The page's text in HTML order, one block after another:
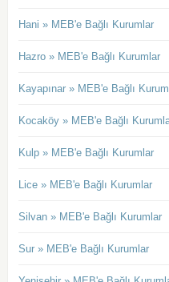
Hani » MEB'e Bağlı Kurumlar
Hazro » MEB'e Bağlı Kurumlar
Kayapınar » MEB'e Bağlı
Kocaköy » MEB'e Bağlı
Kulp » MEB'e Bağlı Kurumlar
Lice » MEB'e Bağlı Kurumlar
Silvan » MEB'e Bağlı Kurumlar
Sur » MEB'e Bağlı Kurumlar